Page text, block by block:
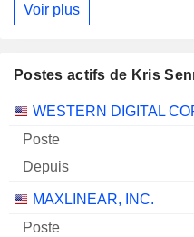
Voir plus
Postes actifs de Kris
Sociétés Poste Début
WESTERN DIGITAL
MAXLINEAR, INC.